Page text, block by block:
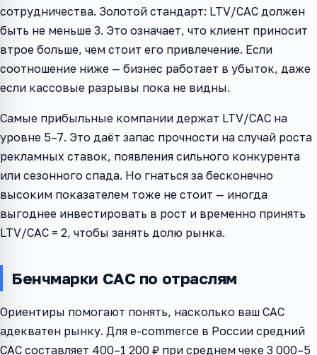
сотрудничества. Золотой стандарт: LTV/CAC должен
быть не меньше 3. Это означает, что клиент приносит
втрое больше, чем стоит его привлечение. Если
соотношение ниже — бизнес работает в убыток, даже
если кассовые разрывы пока не видны.
Самые прибыльные компании держат LTV/CAC на
уровне 5–7. Это даёт запас прочности на случай роста
рекламных ставок, появления сильного конкурента
или сезонного спада. Но гнаться за бесконечно
высоким показателем тоже не стоит — иногда
выгоднее инвестировать в рост и временно принять
LTV/CAC = 2, чтобы занять долю рынка.
Бенчмарки CAC по отраслям
Ориентиры помогают понять, насколько ваш CAC
адекватен рынку. Для e-commerce в России средний
CAC составляет 400–1 200 ₽ при среднем чеке 3 000–5